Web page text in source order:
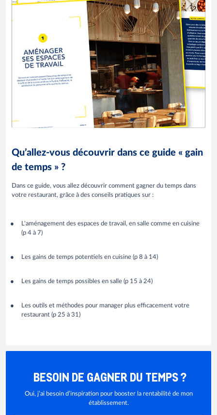
Qu’allez-vous découvrir dans ce guide « gain
de temps » ?
Dans ce guide, vous allez découvrir comment gagner du temps dans
votre restaurant, grâce à des conseils pratiques sur :
L'aménagement des espaces de travail, en salle comme en cuisine
(p 4 à 7)
Les gains de temps potentiels en cuisine (p 8 à 14)
Les gains de temps possibles en salle (p 15 à 24)
Les outils et méthodes pour manager plus efficacement votre
restaurant (p 25 à 31)
BESOIN DE GAGNER DU TEMPS ?
Oui, j’ai besoin d’inspiration pour booster la rentabilité de mon
établissement.